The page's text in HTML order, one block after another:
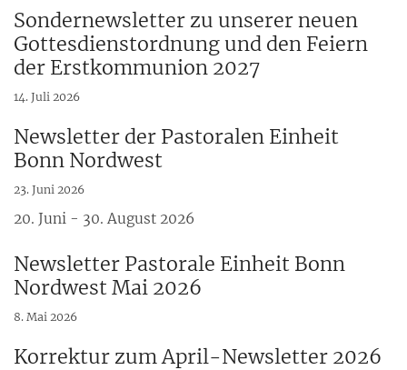
Sondernewsletter zu unserer neuen
Gottesdienstordnung und den Feiern
der Erstkommunion 2027
14. Juli 2026
Newsletter der Pastoralen Einheit
Bonn Nordwest
23. Juni 2026
20. Juni - 30. August 2026
Newsletter Pastorale Einheit Bonn
Nordwest Mai 2026
8. Mai 2026
Korrektur zum April-Newsletter 2026